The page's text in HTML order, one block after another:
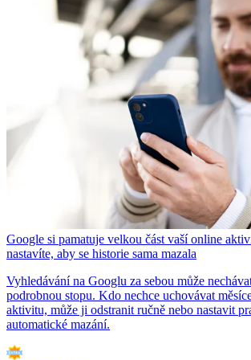
Google si pamatuje velkou část vaší online
nastavíte, aby se historie sama mazala
Vyhledávání na Googlu za sebou může
podrobnou stopu. Kdo nechce uchovávat
aktivitu, může ji odstranit ručně nebo nastavit
automatické mazání.